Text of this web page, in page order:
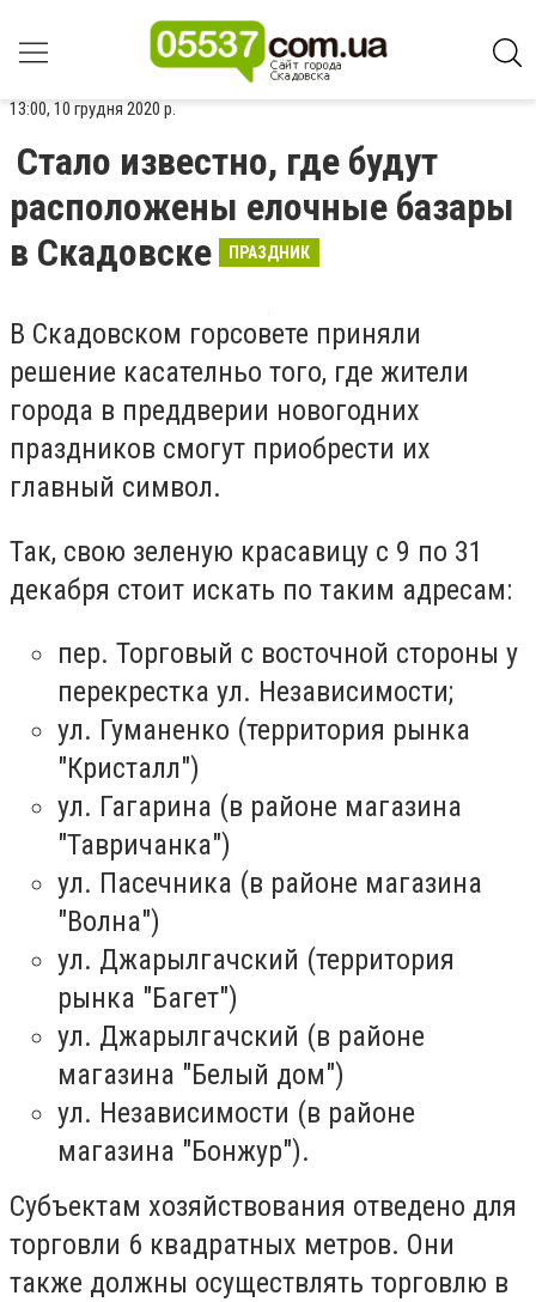
13:00, 10 грудня 2020 р.
Стало известно, где будут
расположены елочные базары
в Скадовске
ПРАЗДНИК
В Скадовском горсовете приняли
решение касателньо того, где жители
города в преддверии новогодних
праздников смогут приобрести их
главный символ.
Так, свою зеленую красавицу с 9 по 31
декабря стоит искать по таким адресам:
пер. Торговый с восточной стороны у
перекрестка ул. Независимости;
ул. Гуманенко (территория рынка
"Кристалл")
ул. Гагарина (в районе магазина
"Тавричанка")
ул. Пасечника (в районе магазина
"Волна")
ул. Джарылгачский (территория
рынка "Багет")
ул. Джарылгачский (в районе
магазина "Белый дом")
ул. Независимости (в районе
магазина "Бонжур").
Субъектам хозяйствования отведено для
торговли 6 квадратных метров. Они
также должны осуществлять торговлю в